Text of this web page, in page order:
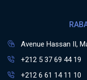
Avenue Hassan II,
+212 5 37 69 44 19
+212 6 61 14 11 10